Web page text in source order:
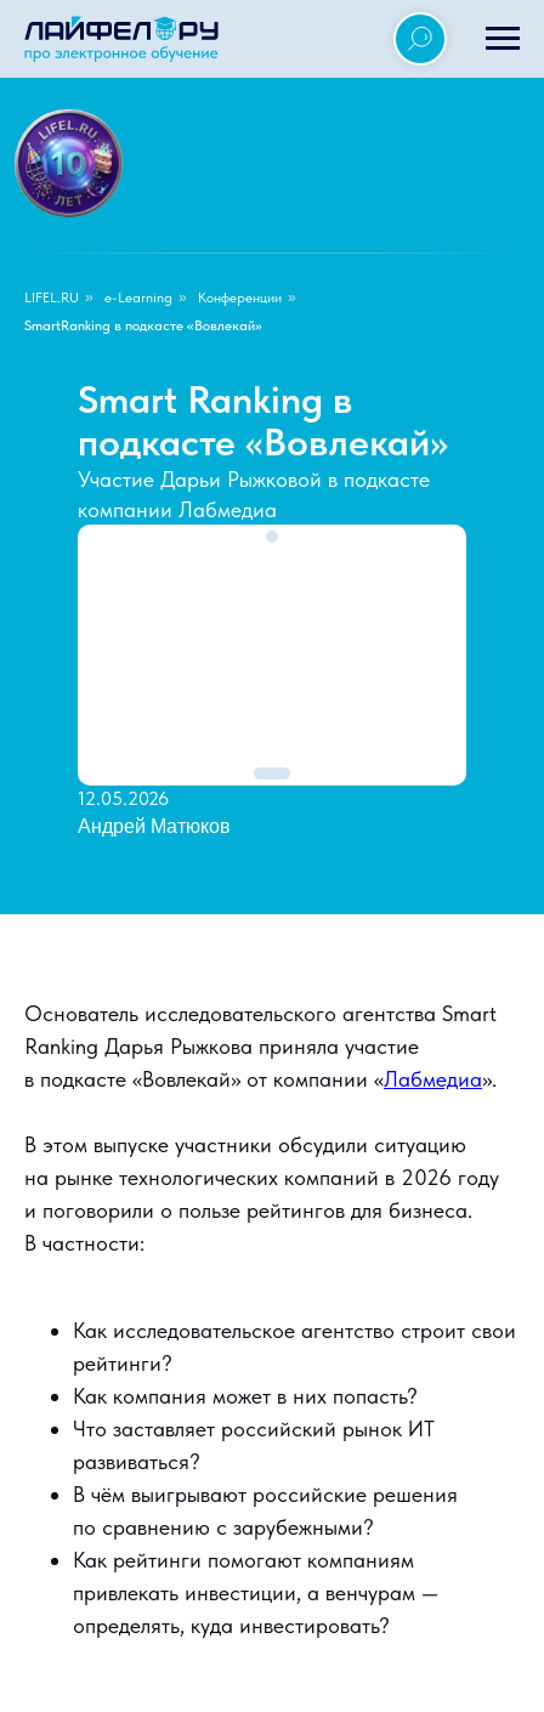
LIFEL.RU » e-Learning » Конференции »
SmartRanking в подкасте «Вовлекай»
Smart Ranking в
подкасте «Вовлекай»
Участие Дарьи Рыжковой в подкасте
компании Лабмедиа
12.05.2026
Андрей Матюков
Основатель исследовательского агентства Smart
Ranking Дарья Рыжкова приняла участие
в подкасте «Вовлекай» от компании «Лабмедиа».
В этом выпуске участники обсудили ситуацию
на рынке технологических компаний в 2026 году
и поговорили о пользе рейтингов для бизнеса.
В частности:
Как исследовательское агентство строит свои
рейтинги?
Как компания может в них попасть?
Что заставляет российский рынок ИТ
развиваться?
В чём выигрывают российские решения
по сравнению с зарубежными?
Как рейтинги помогают компаниям
привлекать инвестиции, а венчурам —
определять, куда инвестировать?